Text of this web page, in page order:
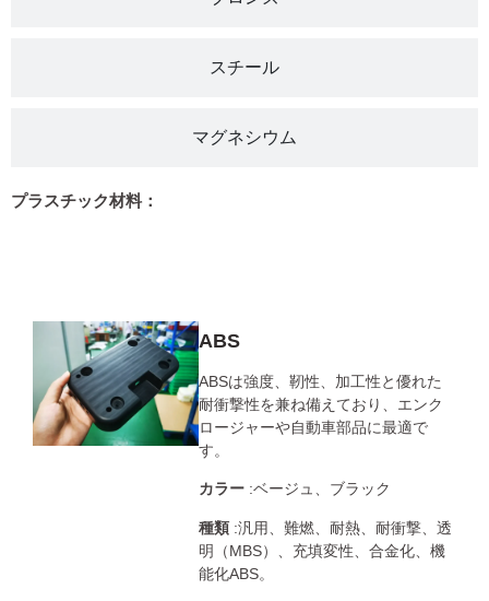
スチール
マグネシウム
プラスチック材料：
ABS
ABSは強度、靭性、加工性と優れた
耐衝撃性を兼ね備えており、エンク
ロージャーや自動車部品に最適で
す。
カラー :ベージュ、ブラック
種類 :汎用、難燃、耐熱、耐衝撃、透
明（MBS）、充填変性、合金化、機
能化ABS。